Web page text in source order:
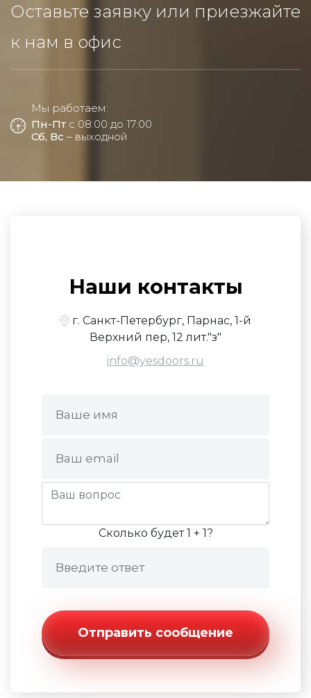
Оставьте заявку или приезжайте
к нам в офис
Мы работаем:
Пн-Пт с 08:00 до 17:00
Сб, Вс – выходной
Наши контакты
г. Санкт-Петербург, Парнас, 1-й
Верхний пер, 12 лит."з"
info@yesdoors.ru
Сколько будет 1 + 1?
Отправить сообщение